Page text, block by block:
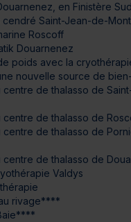
en Finistère Sud
cendré Saint-Jean-de-
Roscoff
Douarnenez
poids avec la
nouvelle source de
centre de thalasso de
centre de thalasso de
centre de thalasso de
centre de thalasso de
Valdys
rivage****